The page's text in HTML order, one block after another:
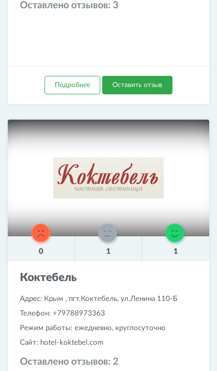
Оставлено отзывов: 3
Подробнее Оставить отзыв
0 1 1
Коктебель
Адрес: Крым , пгт.Коктебель, ул.Ленина 110-Б
Телефон: +79788973363
Режим работы: ежедневно, круглосуточно
Сайт: hotel-koktebel.com
Оставлено отзывов: 2